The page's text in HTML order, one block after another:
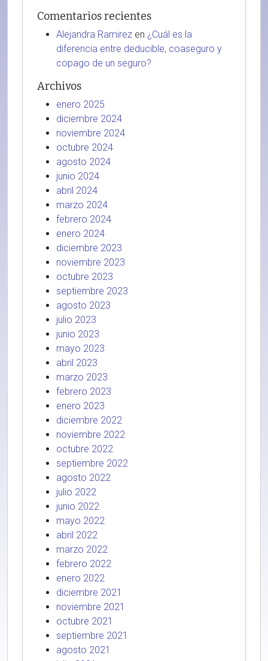
Comentarios recientes
Alejandra Ramirez en ¿Cuál es la
diferencia entre deducible, coaseguro y
copago de un seguro?
Archivos
enero 2025
diciembre 2024
noviembre 2024
octubre 2024
agosto 2024
junio 2024
abril 2024
marzo 2024
febrero 2024
enero 2024
diciembre 2023
noviembre 2023
octubre 2023
septiembre 2023
agosto 2023
julio 2023
junio 2023
mayo 2023
abril 2023
marzo 2023
febrero 2023
enero 2023
diciembre 2022
noviembre 2022
octubre 2022
septiembre 2022
agosto 2022
julio 2022
junio 2022
mayo 2022
abril 2022
marzo 2022
febrero 2022
enero 2022
diciembre 2021
noviembre 2021
octubre 2021
septiembre 2021
agosto 2021